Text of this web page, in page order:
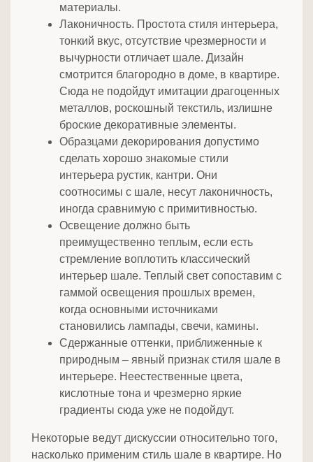
материалы.
Лаконичность. Простота стиля интерьера,
тонкий вкус, отсутствие чрезмерности и
вычурности отличает шале. Дизайн
смотрится благородно в доме, в квартире.
Сюда не подойдут имитации драгоценных
металлов, роскошный текстиль, излишне
броские декоративные элементы.
Образцами декорирования допустимо
сделать хорошо знакомые стили
интерьера рустик, кантри. Они
соотносимы с шале, несут лаконичность,
иногда сравнимую с примитивностью.
Освещение должно быть
преимущественно теплым, если есть
стремление воплотить классический
интерьер шале. Теплый свет сопоставим с
гаммой освещения прошлых времен,
когда основными источниками
становились лампады, свечи, камины.
Сдержанные оттенки, приближенные к
природным – явный признак стиля шале в
интерьере. Неестественные цвета,
кислотные тона и чрезмерно яркие
градиенты сюда уже не подойдут.
Некоторые ведут дискуссии относительно того,
насколько применим стиль шале в квартире. Но